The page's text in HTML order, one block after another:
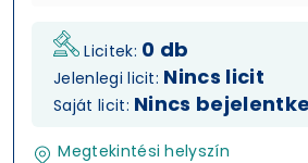
Licitek: 0 db
Jelenlegi licit: Nincs licit
Saját licit: Nincs
Megtekintési helyszín